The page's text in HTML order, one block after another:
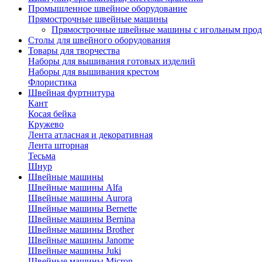
Промышленное швейное оборудование
Прямострочные швейные машины
Прямострочные швейные машины с игольным
Столы для швейного оборудования
Товары для творчества
Наборы для вышивания готовых изделий
Наборы для вышивания крестом
Флористика
Швейная фуртнитура
Кант
Косая бейка
Кружево
Лента aтласная и декоративная
Лента шторная
Тесьма
Шнур
Швейные машины
Швейные машины Alfa
Швейные машины Aurora
Швейные машины Bernette
Швейные машины Bernina
Швейные машины Brother
Швейные машины Janome
Швейные машины Juki